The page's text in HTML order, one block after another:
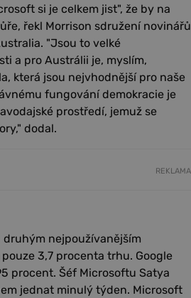
si je celkem jist", že by na
řekl Morrison sdružení novinářů
"Jsou to velké
a pro Austrálii je, myslím,
která jsou nejvhodnější pro naše
fungování demokracie je
prostředí, jemuž se
dodal.
REKLAMA
nejpoužívanějším
3,7 procenta trhu. Google
procent. Šéf Microsoftu Satya
jednat minulý týden. Microsoft